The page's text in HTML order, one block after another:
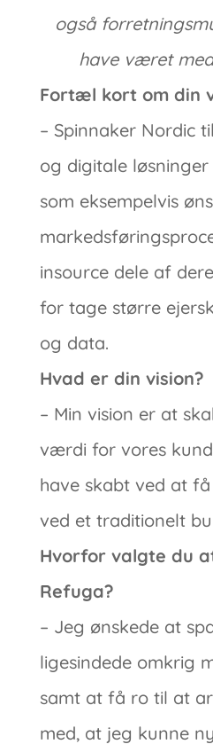
også
have været
Fortæl kort om din
– Spinnaker Nordic
og digitale
som eksempelvis
insource dele af
for tage større
og data.
Hvad er din vision?
– Min vision er at
værdi for vores
have skabt ved at
ved et traditionelt
Hvorfor valgte du
Refuga?
– Jeg ønskede at
ligesindede omkrig
samt at få ro til at
med, at jeg kunne